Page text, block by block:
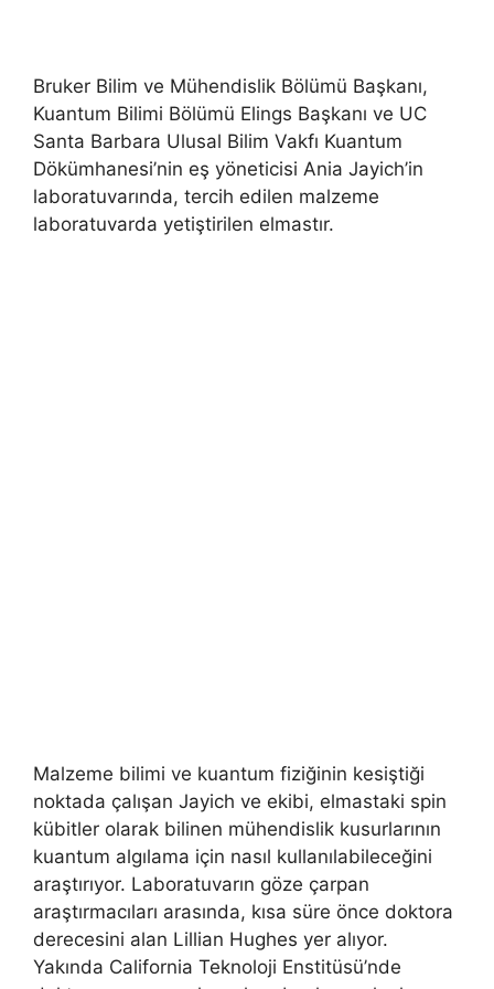
Bruker Bilim ve Mühendislik Bölümü Başkanı,
Kuantum Bilimi Bölümü Elings Başkanı ve UC
Santa Barbara Ulusal Bilim Vakfı Kuantum
Dökümhanesi’nin eş yöneticisi Ania Jayich’in
laboratuvarında, tercih edilen malzeme
laboratuvarda yetiştirilen elmastır.
Malzeme bilimi ve kuantum fiziğinin kesiştiği
noktada çalışan Jayich ve ekibi, elmastaki spin
kübitler olarak bilinen mühendislik kusurlarının
kuantum algılama için nasıl kullanılabileceğini
araştırıyor. Laboratuvarın göze çarpan
araştırmacıları arasında, kısa süre önce doktora
derecesini alan Lillian Hughes yer alıyor.
Yakında California Teknoloji Enstitüsü’nde